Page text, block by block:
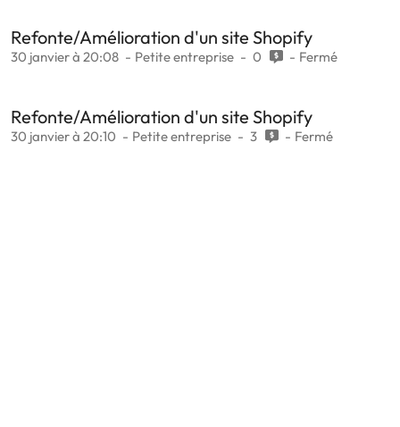
Refonte/Amélioration d'un site Shopify
30 janvier à 20:08 Petite entreprise 0 Fermé
Refonte/Amélioration d'un site Shopify
30 janvier à 20:10 Petite entreprise 3 Fermé